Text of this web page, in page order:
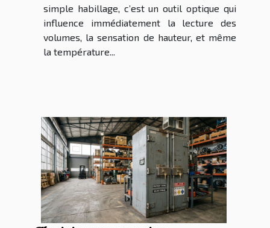
simple habillage, c’est un outil optique qui
influence immédiatement la lecture des
volumes, la sensation de hauteur, et même
la température...